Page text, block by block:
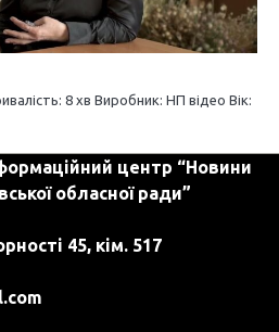
8 хв Виробник: НП відео Вік:
центр “Новини
обласної ради”
45, кім. 517